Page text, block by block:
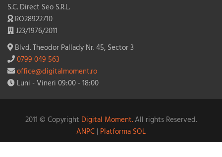
S.C. Direct Seo S.R.L.
RO28922710
J23/1976/2011
Blvd. Theodor Pallady Nr. 45, Sector 3
0799 049 563
office@digitalmoment.ro
Luni - Vineri 09:00 - 18:00
2011 © Copyright Digital Moment.All rights Reserved.
ANPC | Platforma SOL